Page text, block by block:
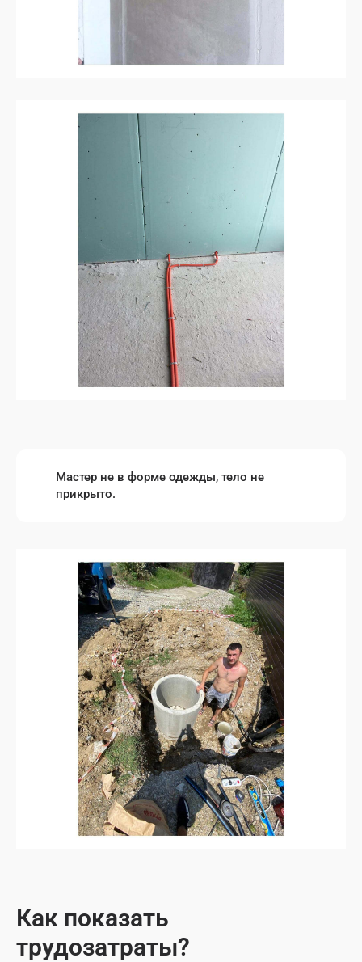
Мастер не в форме одежды, тело не
прикрыто.
Как показать
трудозатраты?